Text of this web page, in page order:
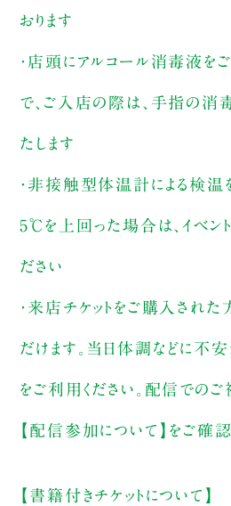
おります
・店頭にアルコール消毒液を
で、ご入店の際は、手指の消
たします
・非接触型体温計による検温
5℃を上回った場合は、イベン
ださい
・来店チケットをご購入された
だけます。当日体調などに不
をご利用ください。配信でのご
【配信参加について】をご確認
【書籍付きチケットについて】